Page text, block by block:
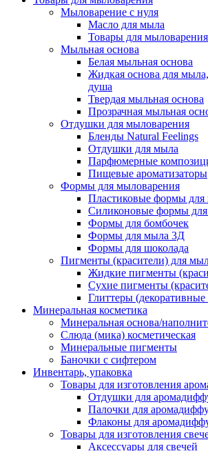
Мыловарение с нуля
Масло для мыла
Товары для
Мыльная основа
Белая мыльная основа
Жидкая основа для
душа
Твердая мыльная основа
Прозрачная мыльная
Отдушки для мыловарения
Бленды Natural Feelings
Отдушки для мыла
Парфюмерные
Пищевые ароматизаторы
Формы для мыловарения
Пластиковые формы для
Силиконовые формы
Формы для бомбочек
Формы для мыла 3Д
Формы для шоколада
Пигменты (красители) для
Жидкие пигменты
Сухие пигменты
Глиттеры (декоративные
Минеральная косметика
Минеральная основа/
Слюда (мика) косметическая
Минеральные пигменты
Баночки с сифтером
Инвентарь, упаковка
Товары для изготовления
Отдушки для
Палочки для
Флаконы для
Товары для изготовления
Аксессуары для свечей